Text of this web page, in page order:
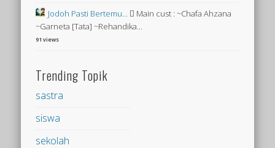
Jodoh Pasti Bertemu…
 Main cust : ~Chafa Ahzana
~Garneta [Tata] ~Rehandika...
91 views
Trending Topik
sastra
siswa
sekolah